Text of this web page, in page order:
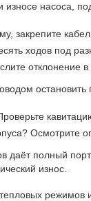
износе насоса,
закрепите
ходов под
отклонение в
остановить
Осмотрите
даёт полный
износ.
тепловых